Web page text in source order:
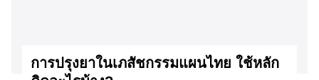
การปรุงยาในเภสัชกรรมแผนไทย ใช้หลัก